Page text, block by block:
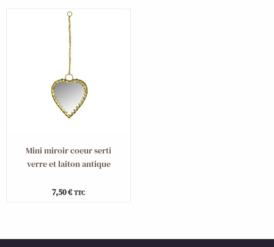
Mini miroir coeur serti
verre et laiton antique
7,50€ TTC